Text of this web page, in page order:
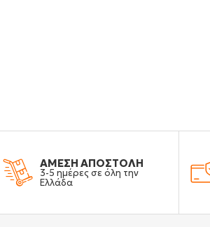
ΑΜΕΣΗ ΑΠΟΣΤΟΛΗ
3-5 ημέρες σε όλη την
Ελλάδα